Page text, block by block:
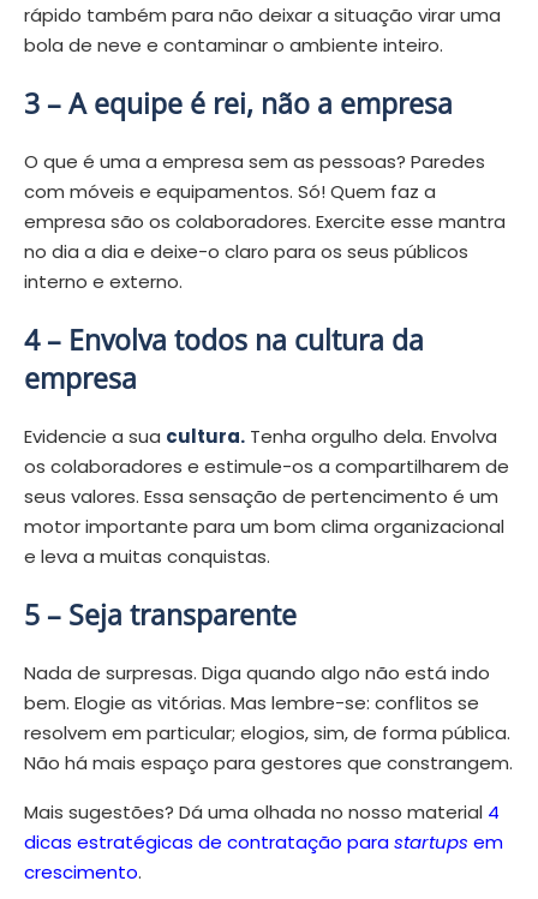
rápido também para não deixar a situação virar uma
bola de neve e contaminar o ambiente inteiro.
3 – A equipe é rei, não a empresa
O que é uma a empresa sem as pessoas? Paredes
com móveis e equipamentos. Só! Quem faz a
empresa são os colaboradores. Exercite esse mantra
no dia a dia e deixe-o claro para os seus públicos
interno e externo.
4 – Envolva todos na cultura da
empresa
Evidencie a sua cultura. Tenha orgulho dela. Envolva
os colaboradores e estimule-os a compartilharem de
seus valores. Essa sensação de pertencimento é um
motor importante para um bom clima organizacional
e leva a muitas conquistas.
5 – Seja transparente
Nada de surpresas. Diga quando algo não está indo
bem. Elogie as vitórias. Mas lembre-se: conflitos se
resolvem em particular; elogios, sim, de forma pública.
Não há mais espaço para gestores que constrangem.
Mais sugestões? Dá uma olhada no nosso material 4
dicas estratégicas de contratação parastartups em
crescimento.